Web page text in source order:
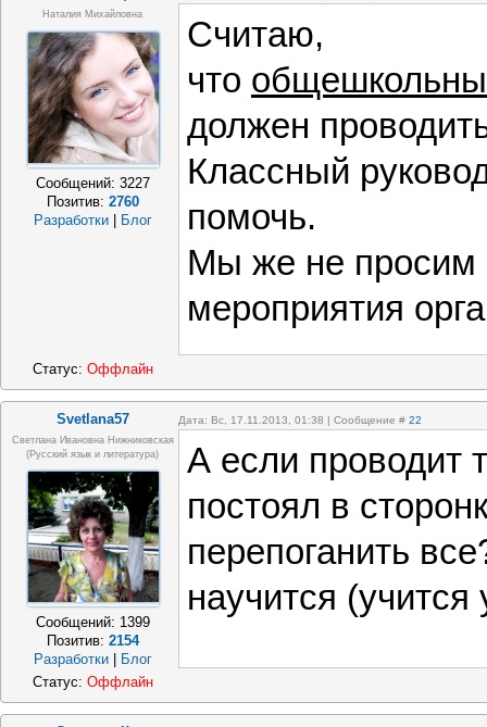
Наталия Михайловна
Сообщений: 3227
Позитив: 2760
Разработки
Блог
Считаю,
что
должен
Классный
помочь.
Мы же не просим
мероприятия
Статус: Оффлайн
Svetlana57 Дата: Вс, 17.11.2013, 01:38 | Сообщение # 22
Светлана Ивановна Нижниковская
(русский язык и литература)
Сообщений: 1399
Позитив: 2154
Разработки
Блог
А если проводит
постоял в
перепоганить
научится (учится
Статус: Оффлайн